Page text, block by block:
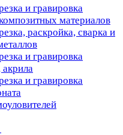
и гравировка
материалов
раскройка, сварка и
и гравировка
акрила
и гравировка